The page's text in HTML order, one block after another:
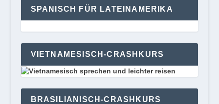
SPANISCH FÜR LATEINAMERIKA
VIETNAMESISCH-CRASHKURS
BRASILIANISCH-CRASHKURS